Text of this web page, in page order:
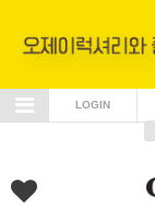
LOGIN